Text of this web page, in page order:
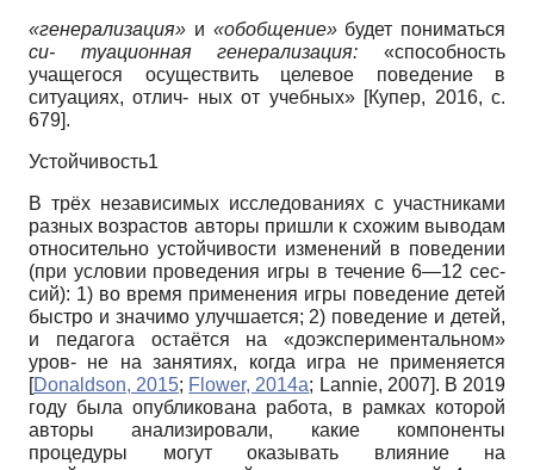
«генерализация» и «обобщение»будет пониматься
си- туационная генерализация: «способность
учащегося осуществить целевое поведение в
ситуациях, отлич- ных от учебных» [Купер, 2016, с.
679].
Устойчивость1
В трёх независимых исследованиях с участниками
разных возрастов авторы пришли к схожим выводам
относительно устойчивости изменений в поведении
(при условии проведения игры в течение 6—12 сес-
сий): 1) во время применения игры поведение детей
быстро и значимо улучшается; 2) поведение и детей,
и педагога остаётся на «доэкспериментальном»
уров- не на занятиях, когда игра не применяется
[Donaldson, 2015; Flower, 2014а; Lannie, 2007]. В 2019
году была опубликована работа, в рамках которой
авторы анализировали, какие компоненты
процедуры могут оказывать влияние на